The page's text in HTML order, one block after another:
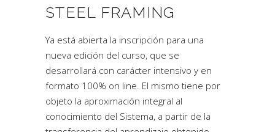
STEEL FRAMING
Ya está abierta la inscripción para una
nueva edición del curso, que se
desarrollará con carácter intensivo y en
formato 100% on line. El mismo tiene por
objeto la aproximación integral al
conocimiento del Sistema, a partir de la